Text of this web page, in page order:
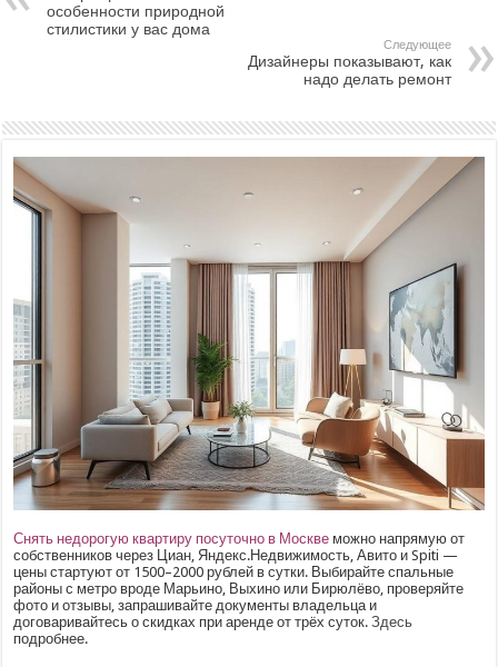
особенности природной
стилистики у вас дома
Следующее
Дизайнеры показывают, как
надо делать ремонт
Снять недорогую квартиру посуточно в Москве можно напрямую от
собственников через Циан, Яндекс.Недвижимость, Авито и Spiti —
цены стартуют от 1500–2000 рублей в сутки. Выбирайте спальные
районы с метро вроде Марьино, Выхино или Бирюлёво, проверяйте
фото и отзывы, запрашивайте документы владельца и
договаривайтесь о скидках при аренде от трёх суток.Здесь
подробнее.